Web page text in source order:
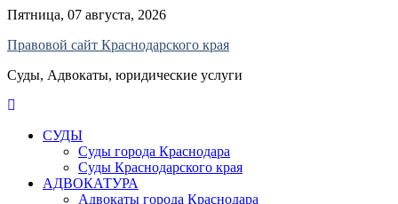
Skip
content
Пятница, 07 августа, 2026
Правовой сайт Краснодарского края
Суды, Адвокаты, юридические услуги
СУДЫ
Суды города Краснодара
Суды Краснодарского края
АДВОКАТУРА
Адвокаты города Краснодара